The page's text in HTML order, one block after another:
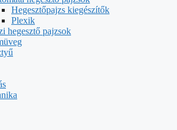
Hegesztőpajzs kiegészítők
Plexik
hegesztő pajzsok